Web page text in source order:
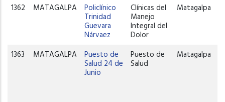
1362 MATAGALPA Policlínico
Trinidad
Guevara
Nárvaez
Clínicas del
Manejo
Integral del
Dolor
Matagalpa
1363 MATAGALPA Puesto de
Salud 24 de
Junio
Puesto de
Salud
Matagalpa